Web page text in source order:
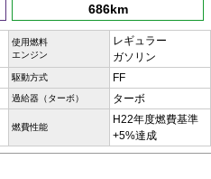
686km
使用燃料
エンジン
レギュラー
ガソリン
駆動方式 FF
過給器（ターボ） ターボ
燃費性能
H22年度燃費基準
+5%達成